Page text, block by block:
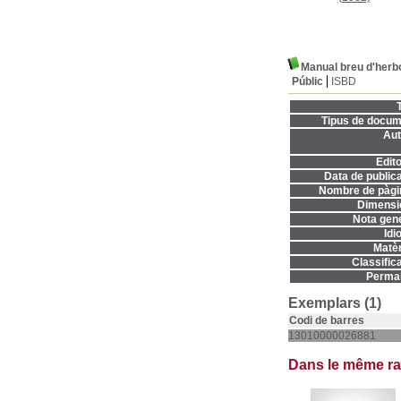
Manual breu
Públic
ISBD
Tipus de
Data de
Nombre de
Nota
Exemplars (1)
Codi de barres
13010000026881
Dans le même